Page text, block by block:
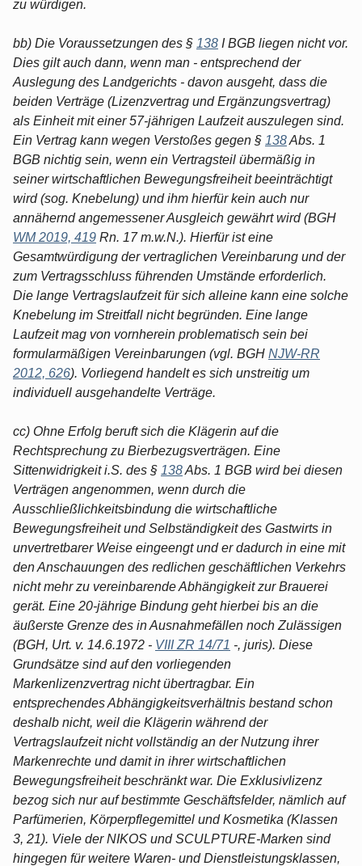
zu würdigen.
bb) Die Voraussetzungen des § 138 I BGB liegen nicht vor.
Dies gilt auch dann, wenn man - entsprechend der
Auslegung des Landgerichts - davon ausgeht, dass die
beiden Verträge (Lizenzvertrag und Ergänzungsvertrag)
als Einheit mit einer 57-jährigen Laufzeit auszulegen sind.
Ein Vertrag kann wegen Verstoßes gegen § 138Abs. 1
BGB nichtig sein, wenn ein Vertragsteil übermäßig in
seiner wirtschaftlichen Bewegungsfreiheit beeinträchtigt
wird (sog. Knebelung) und ihm hierfür kein auch nur
annähernd angemessener Ausgleich gewährt wird (BGH
WM 2019, 419 Rn. 17 m.w.N.). Hierfür ist eine
Gesamtwürdigung der vertraglichen Vereinbarung und der
zum Vertragsschluss führenden Umstände erforderlich.
Die lange Vertragslaufzeit für sich alleine kann eine solche
Knebelung im Streitfall nicht begründen. Eine lange
Laufzeit mag von vornherein problematisch sein bei
formularmäßigen Vereinbarungen (vgl. BGH NJW-RR
2012, 626). Vorliegend handelt es sich unstreitig um
individuell ausgehandelte Verträge.
cc) Ohne Erfolg beruft sich die Klägerin auf die
Rechtsprechung zu Bierbezugsverträgen. Eine
Sittenwidrigkeit i.S. des § 138Abs. 1 BGB wird bei diesen
Verträgen angenommen, wenn durch die
Ausschließlichkeitsbindung die wirtschaftliche
Bewegungsfreiheit und Selbständigkeit des Gastwirts in
unvertretbarer Weise eingeengt und er dadurch in eine mit
den Anschauungen des redlichen geschäftlichen Verkehrs
nicht mehr zu vereinbarende Abhängigkeit zur Brauerei
gerät. Eine 20-jährige Bindung geht hierbei bis an die
äußerste Grenze des in Ausnahmefällen noch Zulässigen
(BGH, Urt. v. 14.6.1972 - VIII ZR 14/71 -, juris). Diese
Grundsätze sind auf den vorliegenden
Markenlizenzvertrag nicht übertragbar. Ein
entsprechendes Abhängigkeitsverhältnis bestand schon
deshalb nicht, weil die Klägerin während der
Vertragslaufzeit nicht vollständig an der Nutzung ihrer
Markenrechte und damit in ihrer wirtschaftlichen
Bewegungsfreiheit beschränkt war. Die Exklusivlizenz
bezog sich nur auf bestimmte Geschäftsfelder, nämlich auf
Parfümerien, Körperpflegemittel und Kosmetika (Klassen
3, 21). Viele der NIKOS und SCULPTURE-Marken sind
hingegen für weitere Waren- und Dienstleistungsklassen,